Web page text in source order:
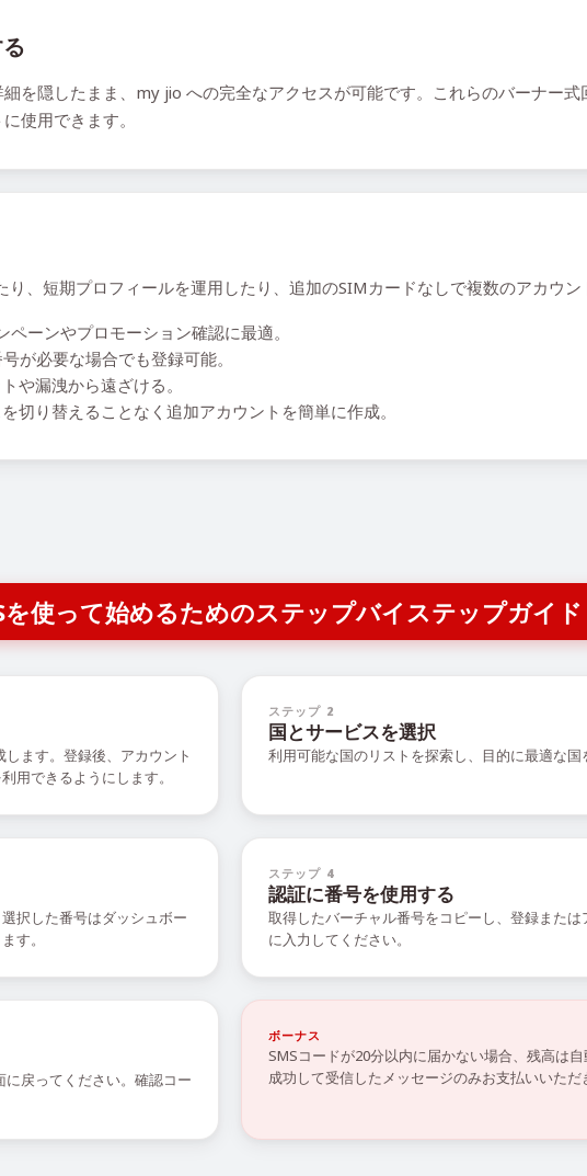
を隠したまま、my jio への完全なアクセスが可能です。これらのバーナー
使用できます。
、短期プロフィールを運用したり、追加のSIMカードなしで複数のアカウン
ペーンやプロモーション確認に最適。
が必要な場合でも登録可能。
や漏洩から遠ざける。
切り替えることなく追加アカウントを簡単に作成。
を使って始めるためのステップバイステップガイド
ます。登録後、アカウント
用できるようにします。
ステップ 2
国とサービスを選択
利用可能な国のリストを探索し、目的に最適な国
択した番号はダッシュボー
す。
ステップ 4
認証に番号を使用する
取得したバーチャル番号をコピーし、登録また
に入力してください。
戻ってください。確認コー
ボーナス
SMSコードが20分以内に届かない場合、残高は
成功して受信したメッセージのみお支払いいただ